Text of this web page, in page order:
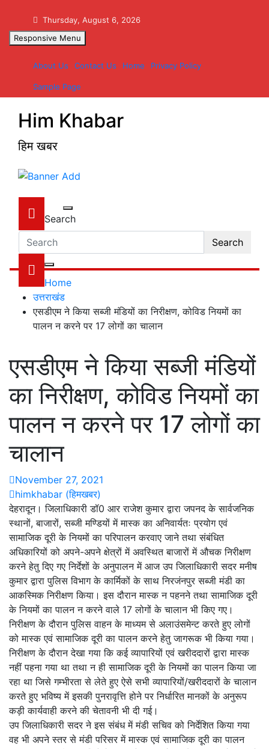
content
Thursday, August 6, 2026
Responsive Menu
About Us Contact Us Home Privacy Policy
Sample Page
Him Khabar
हिम खबर
Search
Search
Home
उत्तराखंड
एसडीएम ने किया सब्जी मंडियों का निरीक्षण, कोविड नियमों का
पालन न करने पर 17 लोगों का चालान
एसडीएम ने किया सब्जी मंडियों
का निरीक्षण, कोविड नियमों का
पालन न करने पर 17 लोगों का
चालान
November 27, 2021
himkhabar (हिमखबर)
देहरादून। जिलाधिकारी डॉ0 आर राजेश कुमार द्वारा जपनद के सार्वजनिक
स्थानों, बाजारों, सब्जी मण्डियों में मास्क का अनिवार्यतः प्रयोग एवं
सामाजिक दूरी के नियमों का परिपालन करवाए जाने तथा संबंधित
अधिकारियों को अपने-अपने क्षेत्रों में अवस्थित बाजारों में औचक निरीक्षण
करने हेतु दिए गए निर्देशों के अनुपालन में आज उप जिलाधिकारी सदर मनीष
कुमार द्वारा पुलिस विभाग के कार्मिकों के साथ निरजंनपुर सब्जी मंडी का
आकस्मिक निरीक्षण किया। इस दौरान मास्क न पहनने तथा सामाजिक दूरी
के नियमों का पालन न करने वाले 17 लोगों के चालान भी किए गए।
निरीक्षण के दौरान पुलिस वाहन के माध्यम से अलाउंसमेन्ट करते हुए लोगों
को मास्क एवं सामाजिक दूरी का पालन करने हेतु जागरूक भी किया गया।
निरीक्षण के दौरान देखा गया कि कई व्यापारियों एवं खरीददारों द्वारा मास्क
नहीं पहना गया था तथा न ही सामाजिक दूरी के नियमों का पालन किया जा
रहा था जिसे गम्भीरता से लेते हुए ऐसे सभी व्यापारियों/खरीददारों के चालान
करते हुए भविष्य में इसकी पुनरावृत्ति होने पर निर्धारित मानकों के अनुरूप
कड़ी कार्यवाही करने की चेतावनी भी दी गई।
उप जिलाधिकारी सदर ने इस संबंध में मंडी सचिव को निर्देशित किया गया
वह भी अपने स्तर से मंडी परिसर में मास्क एवं सामाजिक दूरी का पालन